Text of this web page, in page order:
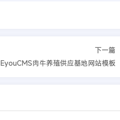
下一篇
EyouCMS肉牛养殖供应基地网站模板